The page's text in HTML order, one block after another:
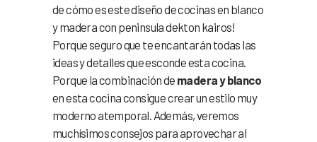
de cómo es este diseño de cocinas en blanco
y madera con peninsula dekton kairos!
Porque seguro que te encantarán todas las
ideas y detalles que esconde esta cocina.
Porque la combinación de madera y blanco
en esta cocina consigue crear un estilo muy
moderno atemporal. Además, veremos
muchísimos consejos para aprovechar al